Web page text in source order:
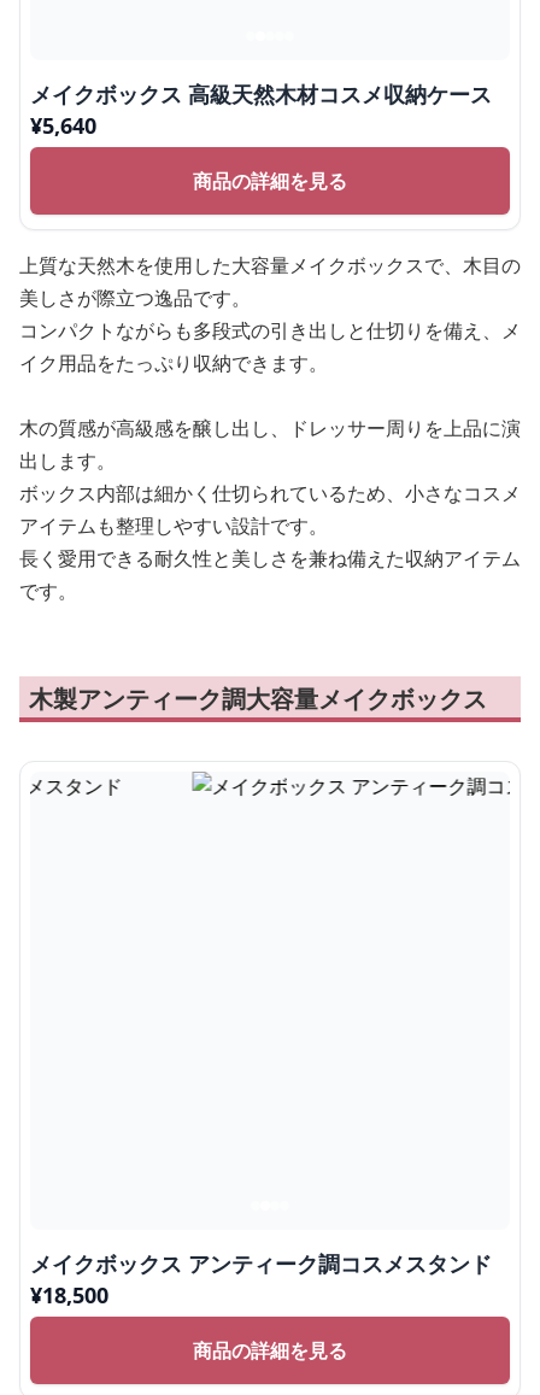
メイクボックス 高級天然木材コスメ収納ケース
¥5,640
商品の詳細を見る
上質な天然木を使用した大容量メイクボックスで、木目の
美しさが際立つ逸品です。
コンパクトながらも多段式の引き出しと仕切りを備え、メ
イク用品をたっぷり収納できます。
木の質感が高級感を醸し出し、ドレッサー周りを上品に演
出します。
ボックス内部は細かく仕切られているため、小さなコスメ
アイテムも整理しやすい設計です。
長く愛用できる耐久性と美しさを兼ね備えた収納アイテム
です。
木製アンティーク調大容量メイクボックス
メイクボックス アンティーク調コスメスタンド
¥18,500
商品の詳細を見る